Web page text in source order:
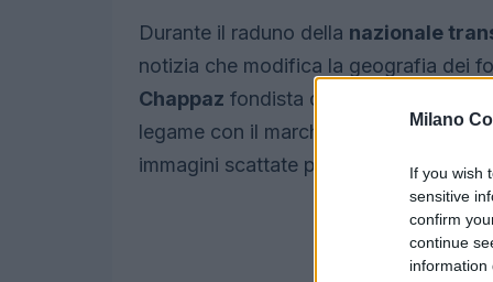
Milano
If you wish
sensitive
confirm
continue
information
Durante il raduno della nazionale
notizia che modifica la geografia dei
Chappaz fondista di 27 anni, ha
legame con il marchio
Fischer. Il
immagini scattate proprio durante